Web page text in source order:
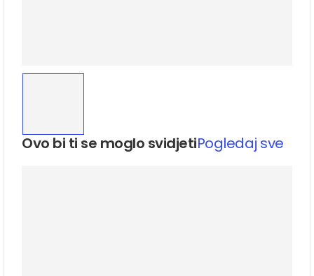
Ovo bi ti se moglo svidjetiPogledaj sve